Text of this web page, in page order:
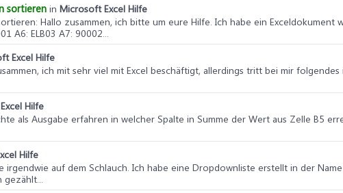
sortieren in Microsoft Excel Hilfe
: Hallo zusammen, ich bitte um eure Hilfe. Ich habe ein
A6: ELB03 A7: 90002...
Excel Hilfe
ich mit sehr viel mit Excel beschäftigt, allerdings tritt bei mir
Hilfe
als Ausgabe erfahren in welcher Spalte in Summe der Wert aus Zelle B5
Hilfe
irgendwie auf dem Schlauch. Ich habe eine Dropdownliste erstellt in der